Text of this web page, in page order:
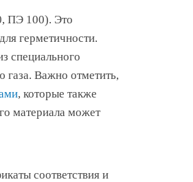
ПЭ 100). Это
герметичности.
специального
Важно отметить,
, которые также
материала может
соответствия и